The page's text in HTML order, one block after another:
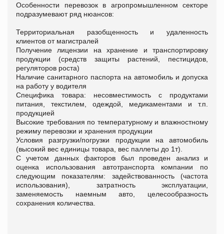
Особенности перевозок в агропромышленном секторе
подразумевают ряд нюансов:
Территориальная разобщенность и удаленность
клиентов от магистралей
Получение лицензии на хранение и транспортировку
продукции (средств защиты растений, пестицидов,
регуляторов роста)
Наличие санитарного паспорта на автомобиль и допуска
на работу у водителя
Специфика товара: несовместимость с продуктами
питания, текстилем, одеждой, медикаментами и т.п.
продукцией
Высокие требования по температурному и влажностному
режиму перевозки и хранения продукции
Условия разгрузки/погрузки продукции на автомобиль
(высокий вес единицы товара, вес паллеты до 1т).
С учетом данных факторов был проведен анализ и
оценка использования автотранспорта компании по
следующим показателям: задействованность (частота
использования), затратность эксплуатации,
заменяемость наемным авто, целесообразность
сохранения количества.